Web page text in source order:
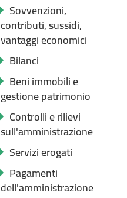
Sovvenzioni,
contributi, sussidi,
vantaggi economici
Bilanci
Beni immobili e
gestione patrimonio
Controlli e rilievi
sull'amministrazione
Servizi erogati
Pagamenti
dell'amministrazione